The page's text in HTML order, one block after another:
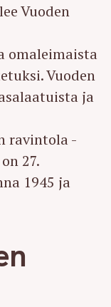
Vuoden
omaleimaista
Vuoden
ja
ravintola -
27.
1945 ja